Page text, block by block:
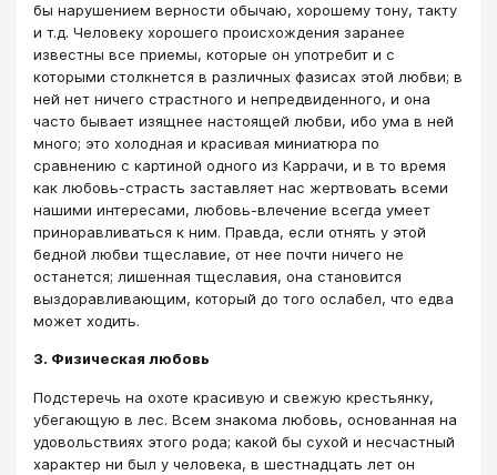
бы нарушением верности обычаю, хорошему тону, такту
и т.д. Человеку хорошего происхождения заранее
известны все приемы, которые он употребит и с
которыми столкнется в различных фазисах этой любви; в
ней нет ничего страстного и непредвиденного, и она
часто бывает изящнее настоящей любви, ибо ума в ней
много; это холодная и красивая миниатюра по
сравнению с картиной одного из Каррачи, и в то время
как любовь-страсть заставляет нас жертвовать всеми
нашими интересами, любовь-влечение всегда умеет
приноравливаться к ним. Правда, если отнять у этой
бедной любви тщеславие, от нее почти ничего не
останется; лишенная тщеславия, она становится
выздоравливающим, который до того ослабел, что едва
может ходить.
3. Физическая любовь
Подстеречь на охоте красивую и свежую крестьянку,
убегающую в лес. Всем знакома любовь, основанная на
удовольствиях этого рода; какой бы сухой и несчастный
характер ни был у человека, в шестнадцать лет он